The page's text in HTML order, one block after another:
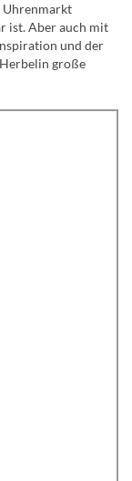
Uhrenmarkt
ist. Aber auch mit
und der
große